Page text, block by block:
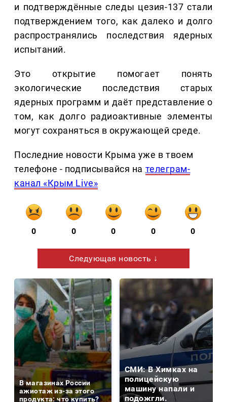
и подтверждённые следы цезия-137 стали
подтверждением того, как далеко и долго
распространялись последствия ядерных
испытаний.
Это открытие помогает понять
экологические последствия старых
ядерных программ и даёт представление о
том, как долго радиоактивные элементы
могут сохраняться в окружающей среде.
Последние новости Крыма уже в твоем
телефоне - подписывайся на телеграм-
канал «Крым Live»
0 0 0 0 0
Следующая новость ↓
В магазинах России
ажиотаж из-за этого
продукта: что купить?
СМИ: В Химках на
полицейскую
машину напали и
подожгли.